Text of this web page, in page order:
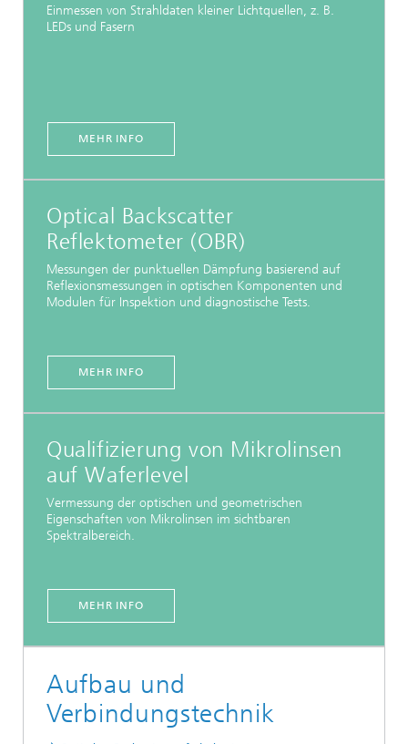
Einmessen von Strahldaten kleiner Lichtquellen, z. B.
LEDs und Fasern
MEHR INFO
Optical Backscatter
Reflektometer (OBR)
Messungen der punktuellen Dämpfung basierend auf
Reflexionsmessungen in optischen Komponenten und
Modulen für Inspektion und diagnostische Tests.
MEHR INFO
Qualifizierung von Mikrolinsen
auf Waferlevel
Vermessung der optischen und geometrischen
Eigenschaften von Mikrolinsen im sichtbaren
Spektralbereich.
MEHR INFO
Aufbau und
Verbindungstechnik